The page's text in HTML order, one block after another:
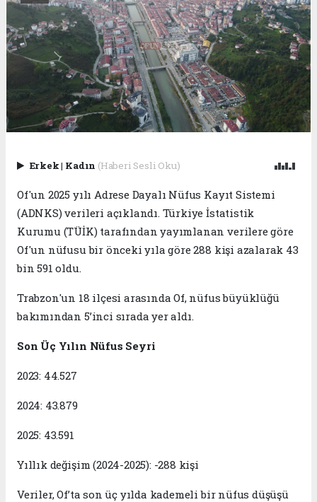
Erkek| Kadın (Haberi Sesli Oku)
Of'un 2025 yılı Adrese Dayalı Nüfus Kayıt Sistemi
(ADNKS) verileri açıklandı. Türkiye İstatistik
Kurumu (TÜİK) tarafından yayımlanan verilere göre
Of'un nüfusu bir önceki yıla göre 288 kişi azalarak 43
bin 591 oldu.
Trabzon'un 18 ilçesi arasında Of, nüfus büyüklüğü
bakımından 5’inci sırada yer aldı.
Son Üç Yılın Nüfus Seyri
2023: 44.527
2024: 43.879
2025: 43.591
Yıllık değişim (2024-2025): -288 kişi
Veriler, Of’ta son üç yılda kademeli bir nüfus düşüşü